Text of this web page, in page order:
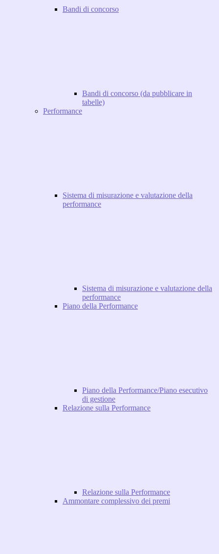
Bandi di concorso
Bandi di concorso (da pubblicare in
tabelle)
Performance
Sistema di misurazione e valutazione della
performance
Sistema di misurazione e valutazione della
performance
Piano della Performance
Piano della Performance/Piano esecutivo
di gestione
Relazione sulla Performance
Relazione sulla Performance
Ammontare complessivo dei premi